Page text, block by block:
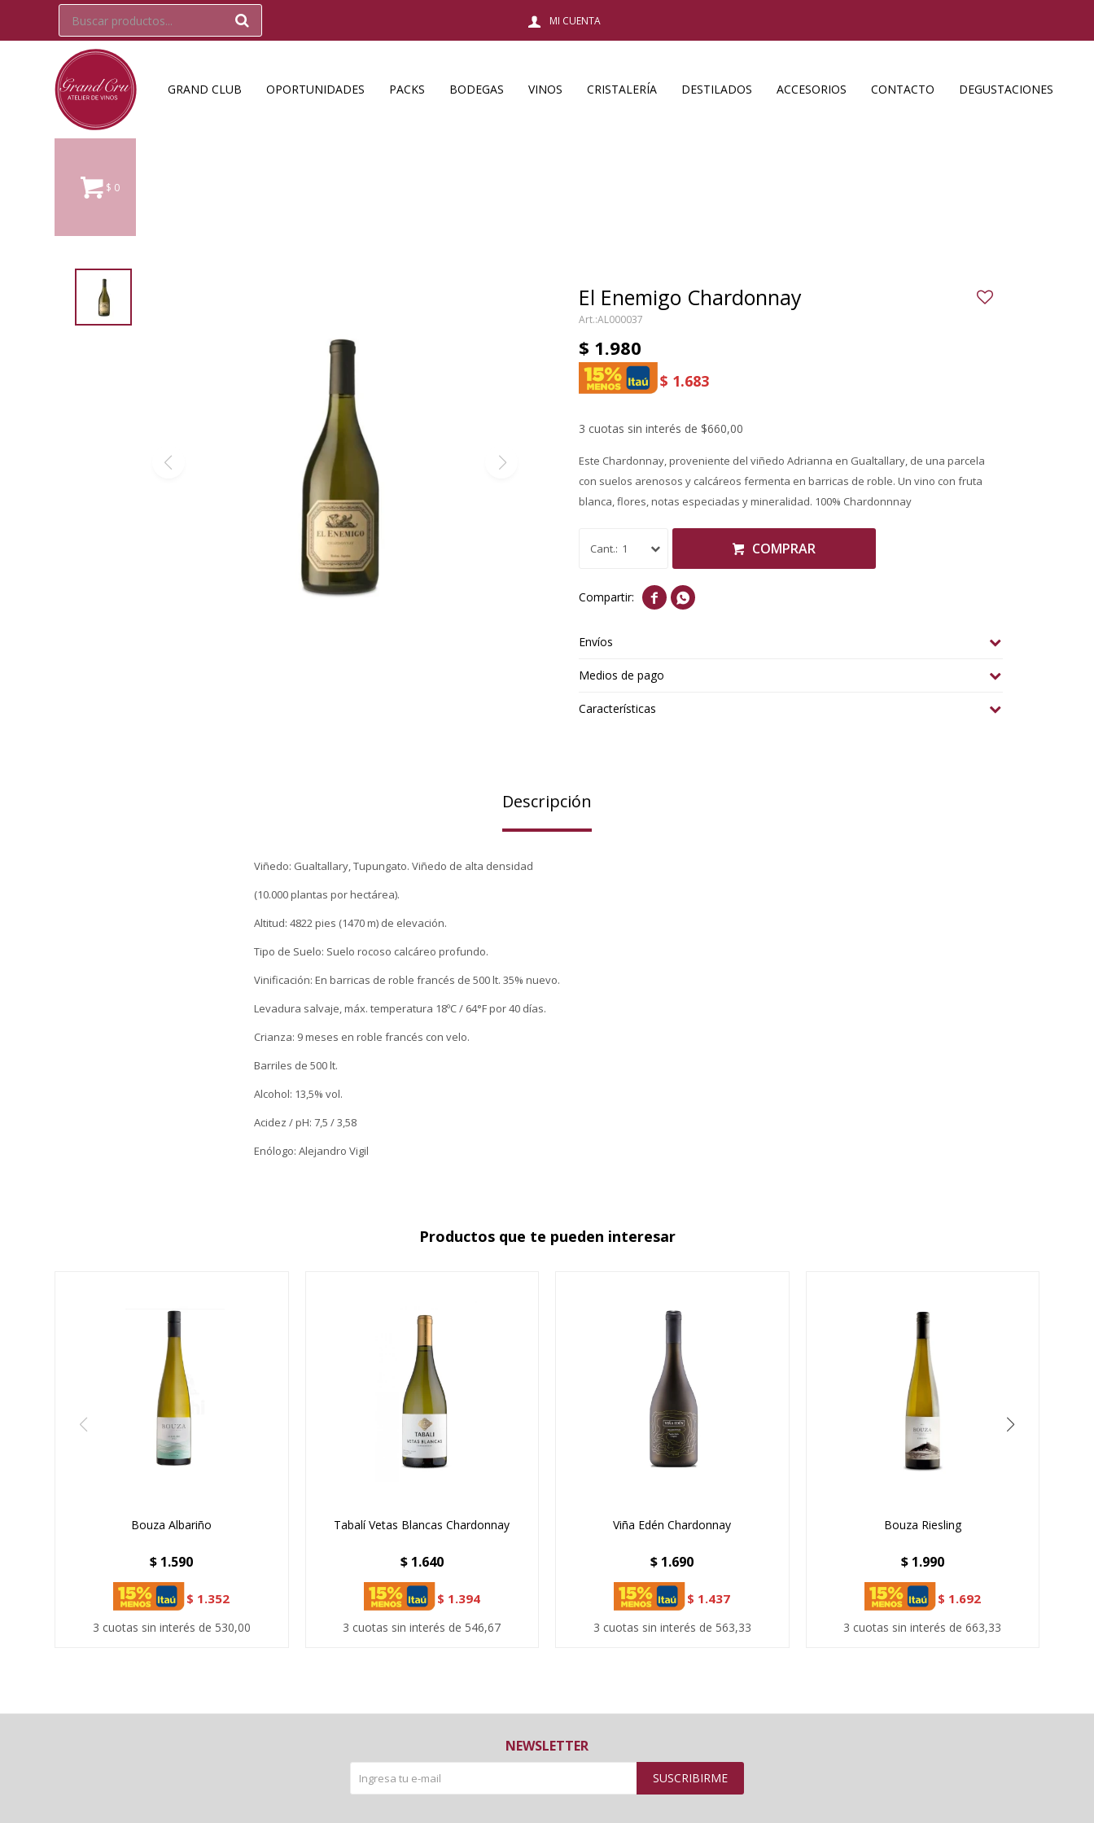
GRAND CLUB OPORTUNIDADES PACKS BODEGAS VINOS CRISTALERÍA DESTILADOS ACCESORIOS CONTACTO DEGUSTACIONES
$ 0
El Enemigo Chardonnay
AL000037
$ 1.980
$ 1.683
3 cuotas sin interés de $660,00
Este Chardonnay, proveniente del viñedo Adrianna en Gualtallary, de una parcela
con suelos arenosos y calcáreos fermenta en barricas de roble. Un vino con fruta
blanca, flores, notas especiadas y mineralidad. 100% Chardonnnay
1 COMPRAR
 
Envíos
Medios de pago
Características
Descripción
Viñedo: Gualtallary, Tupungato. Viñedo de alta densidad
(10.000 plantas por hectárea).
Altitud: 4822 pies (1470 m) de elevación.
Tipo de Suelo: Suelo rocoso calcáreo profundo.
Vinificación: En barricas de roble francés de 500 lt. 35% nuevo.
Levadura salvaje, máx. temperatura 18ºC / 64°F por 40 días.
Crianza: 9 meses en roble francés con velo.
Barriles de 500 lt.
Alcohol: 13,5% vol.
Acidez / pH: 7,5 / 3,58
Enólogo: Alejandro Vigil
Productos que te pueden interesar
Bouza Albariño
$ 1.590
$ 1.352
3 cuotas sin interés de 530,00
Tabalí Vetas Blancas Chardonnay
$ 1.640
$ 1.394
3 cuotas sin interés de 546,67
Viña Edén Chardonnay
$ 1.690
$ 1.437
3 cuotas sin interés de 563,33
Bouza Riesling
$ 1.990
$ 1.692
3 cuotas sin interés de 663,33
NEWSLETTER
SUSCRIBIRME